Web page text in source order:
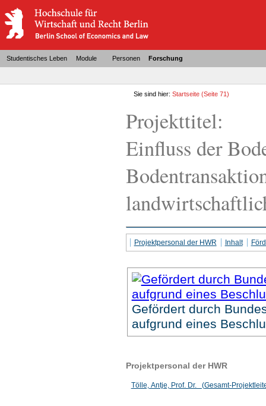
Studentisches Leben Module Personen Forschung
Sie sind hier:Startseite (Seite 71)
Projekttitel:
Einfluss der
Projektpersonal der HWR Inhalt
Gefördert durch
aufgrund eines
Projektpersonal der HWR
Tölle, Antje, Prof. Dr. (Gesamt-